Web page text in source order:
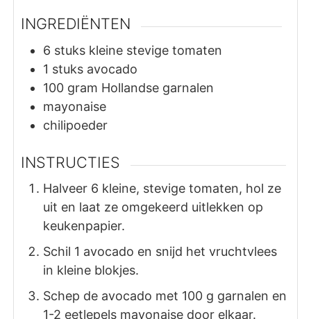
INGREDIËNTEN
6 stuks kleine stevige tomaten
1 stuks avocado
100 gram Hollandse garnalen
mayonaise
chilipoeder
INSTRUCTIES
Halveer 6 kleine, stevige tomaten, hol ze
uit en laat ze omgekeerd uitlekken op
keukenpapier.
Schil 1 avocado en snijd het vruchtvlees
in kleine blokjes.
Schep de avocado met 100 g garnalen en
1-2 eetlepels mayonaise door elkaar.